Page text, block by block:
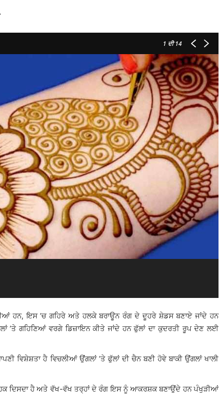
1 ਦੀ 14
ਹਨ, ਇਸ ’ਚ ਗਹਿਰੇ ਅਤੇ ਹਲਕੇ ਬਰਾਊਨ ਰੰਗ ਦੇ ਦੂਹਰੇ ਸ਼ੇਡਸ ਬਣਾਏ ਜਾਂਦੇ ਹਨ
’ਤੇ ਗਹਿਣਿਆਂ ਵਰਗੇ ਡਿਜ਼ਾਇਨ ਕੀਤੇ ਜਾਂਦੇ ਹਨ ਫੁੱਲਾਂ ਦਾ ਕੁਦਰਤੀ ਰੂਪ ਦੇਣ ਲਈ
ਵਿਸ਼ੇਸ਼ਤਾ ਹੈ ਵਿਚਲੀਆਂ ਉਂਗਲਾਂ ’ਤੇ ਫੁੱਲਾਂ ਦੀ ਚੈਨ ਬਣੀ ਹੋਵੇ ਬਾਕੀ ਉਂਗਲਾਂ ਖਾਲੀ
ਦਿਸਦਾ ਹੈ ਅਤੇ ਵੱਖ-ਵੱਖ ਤਰ੍ਹਾਂ ਦੇ ਰੰਗ ਇਸ ਨੂੰ ਆਕਰਸ਼ਕ ਬਣਾਉਂਦੇ ਹਨ ਪੰਖੁੜੀਆਂ